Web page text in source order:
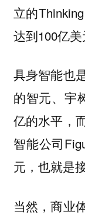
立的
达到100亿美
具身智能也
的智元、宇
亿的水平，
智能公司
元，也就是
当然，商业